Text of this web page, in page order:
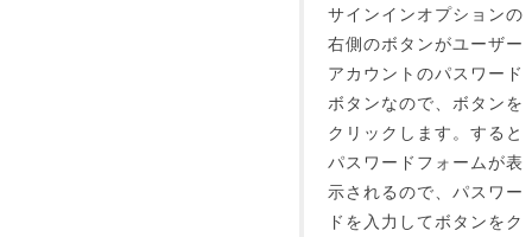
サインインオプションの
右側のボタンがユーザー
アカウントのパスワード
ボタンなので、ボタンを
クリックします。すると
パスワードフォームが表
示されるので、パスワー
ドを入力してボタンをク